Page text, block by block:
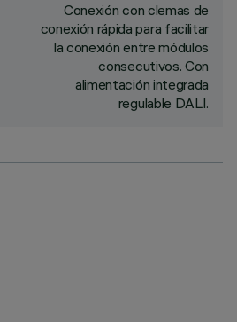
Conexión con clemas de
conexión rápida para facilitar
la conexión entre módulos
consecutivos. Con
alimentación integrada
regulable DALI.